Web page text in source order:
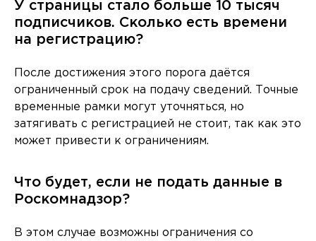
У страницы стало больше 10 тысяч
подписчиков. Сколько есть времени
на регистрацию?
После достижения этого порога даётся
ограниченный срок на подачу сведений. Точные
временные рамки могут уточняться, но
затягивать с регистрацией не стоит, так как это
может привести к ограничениям.
Что будет, если не подать данные в
Роскомнадзор?
В этом случае возможны ограничения со